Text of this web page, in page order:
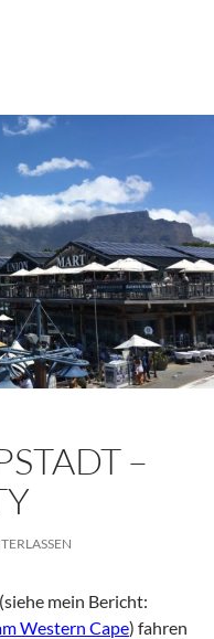
–
mein Bericht:
Western Cape) fahren